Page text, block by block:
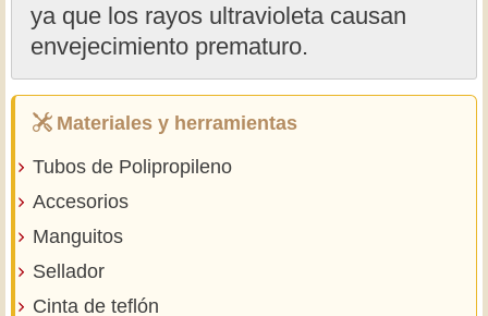
ya que los rayos ultravioleta causan
envejecimiento prematuro.
Materiales y herramientas
Tubos de Polipropileno
Accesorios
Manguitos
Sellador
Cinta de teflón